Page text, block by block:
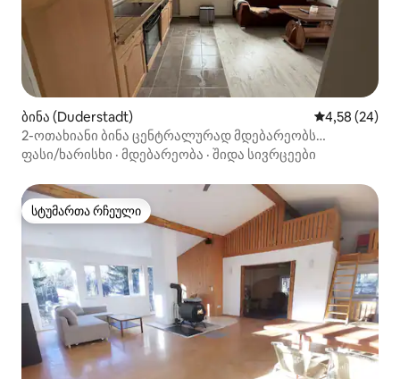
ბინა (Duderstadt) საშუალო
4,58 (24)
2-ოთახიანი ბინა ცენტრალურად მდებარეობს
დუდერსტადტში
ფასი/ხარისხი · მდებარეობა · შიდა სივრცეები
სტუმართა რჩეული
სტუმართა რჩეული